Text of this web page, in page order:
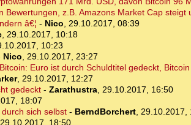
Bewertungen, z.B. Amazons Market Cap steigt
â€¦ - Nico, 29.10.2017, 08:39
, 29.10.2017, 10:18
10:23
Nico, 29.10.2017, 23:27
Euro ist durch Schuldtitel gedeckt,
, 29.10.2017, 12:27
gedeckt- Zarathustra, 29.10.2017, 16:50
18:07
sich selbst- BerndBorchert, 29.10.2017,
29.10.2017, 18:50